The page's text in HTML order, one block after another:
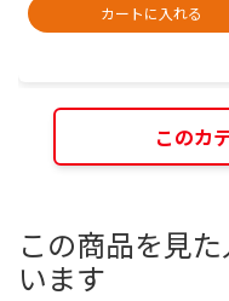
カートに入れる
このカ
この商品を見
います